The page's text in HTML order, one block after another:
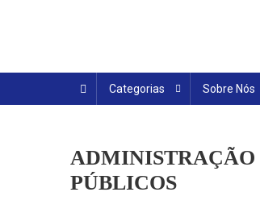
Categorias Sobre Nós
ADMINISTRAÇÃO
PÚBLICOS